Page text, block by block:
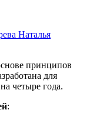
Наталья
принципов
для
четыре года.
: